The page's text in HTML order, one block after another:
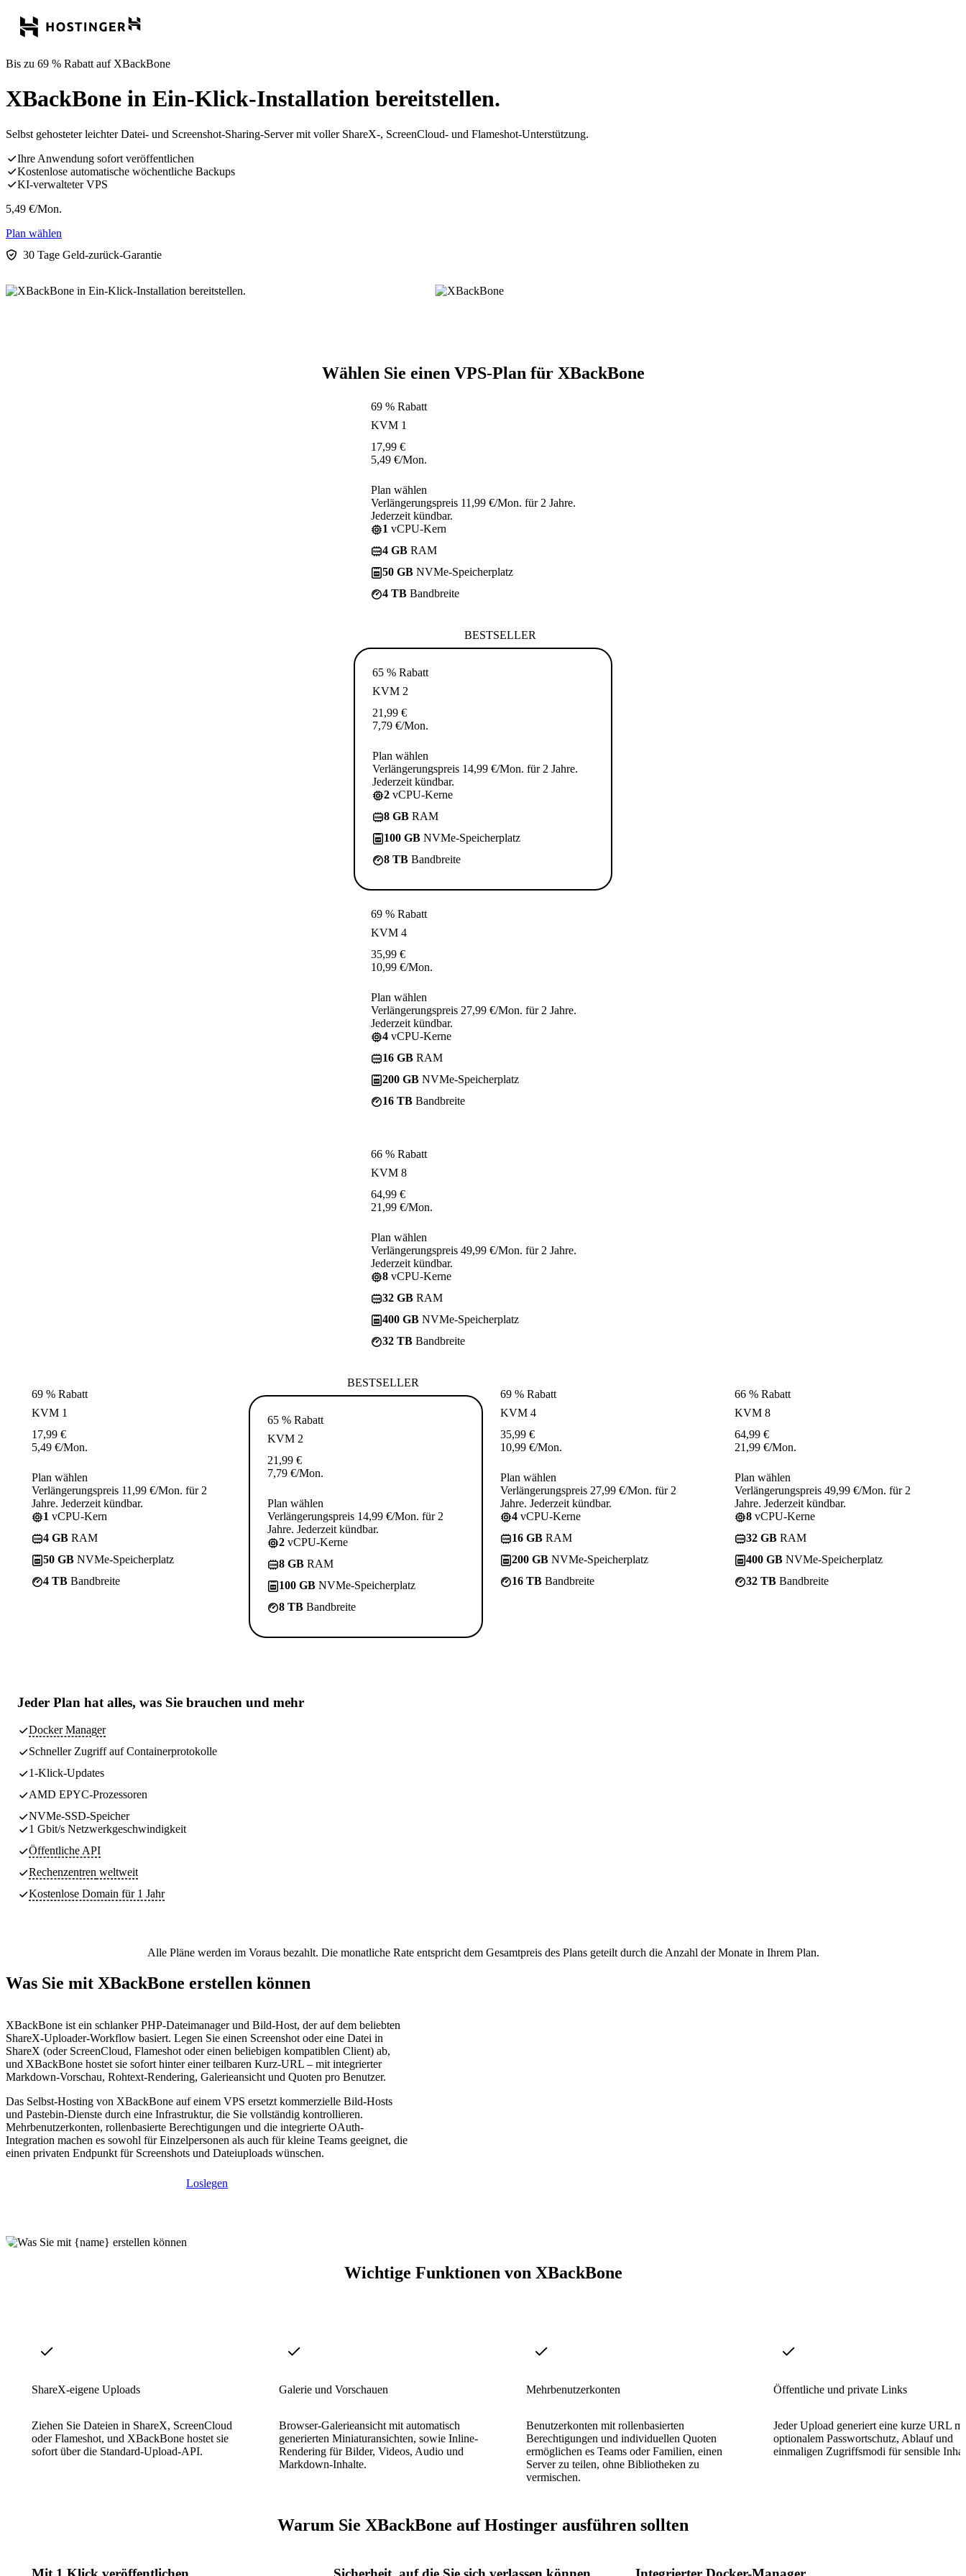
Bis zu 69 % Rabatt auf XBackBone
XBackBone in Ein-Klick-Installation bereitstellen.
Selbst gehosteter leichter Datei- und Screenshot-Sharing-Server mit voller ShareX-, ScreenCloud- und Flameshot-Unterstützung.
Ihre Anwendung sofort veröffentlichen
Kostenlose automatische wöchentliche Backups
KI-verwalteter VPS
5,49 €/Mon.
Plan wählen
30 Tage Geld-zurück-Garantie
Wählen Sie einen VPS-Plan für XBackBone
69 % Rabatt
KVM 1
17,99 €
5,49 €/Mon.
Plan wählen
Verlängerungspreis 11,99 €/Mon. für 2 Jahre.
Jederzeit kündbar.
1 vCPU-Kern
4 GB RAM
50 GB NVMe-Speicherplatz
4 TB Bandbreite
BESTSELLER
65 % Rabatt
KVM 2
21,99 €
7,79 €/Mon.
Plan wählen
Verlängerungspreis 14,99 €/Mon. für 2 Jahre.
Jederzeit kündbar.
2 vCPU-Kerne
8 GB RAM
100 GB NVMe-Speicherplatz
8 TB Bandbreite
69 % Rabatt
KVM 4
35,99 €
10,99 €/Mon.
Plan wählen
Verlängerungspreis 27,99 €/Mon. für 2 Jahre.
Jederzeit kündbar.
4 vCPU-Kerne
16 GB RAM
200 GB NVMe-Speicherplatz
16 TB Bandbreite
66 % Rabatt
KVM 8
64,99 €
21,99 €/Mon.
Plan wählen
Verlängerungspreis 49,99 €/Mon. für 2 Jahre.
Jederzeit kündbar.
8 vCPU-Kerne
32 GB RAM
400 GB NVMe-Speicherplatz
32 TB Bandbreite
69 % Rabatt
KVM 1
17,99 €
5,49 €/Mon.
Plan wählen
Verlängerungspreis 11,99 €/Mon. für 2
Jahre. Jederzeit kündbar.
1 vCPU-Kern
4 GB RAM
50 GB NVMe-Speicherplatz
4 TB Bandbreite
BESTSELLER
65 % Rabatt
KVM 2
21,99 €
7,79 €/Mon.
Plan wählen
Verlängerungspreis 14,99 €/Mon. für 2
Jahre. Jederzeit kündbar.
2 vCPU-Kerne
8 GB RAM
100 GB NVMe-Speicherplatz
8 TB Bandbreite
69 % Rabatt
KVM 4
35,99 €
10,99 €/Mon.
Plan wählen
Verlängerungspreis 27,99 €/Mon. für 2
Jahre. Jederzeit kündbar.
4 vCPU-Kerne
16 GB RAM
200 GB NVMe-Speicherplatz
16 TB Bandbreite
66 % Rabatt
KVM 8
64,99 €
21,99 €/Mon.
Plan wählen
Verlängerungspreis 49,99 €/Mon. für 2
Jahre. Jederzeit kündbar.
8 vCPU-Kerne
32 GB RAM
400 GB NVMe-Speicherplatz
32 TB Bandbreite
Jeder Plan hat alles, was Sie brauchen und mehr
Docker Manager
Schneller Zugriff auf Containerprotokolle
1-Klick-Updates
AMD EPYC-Prozessoren
NVMe-SSD-Speicher
1 Gbit/s Netzwerkgeschwindigkeit
Öffentliche API
Rechenzentren weltweit
Kostenlose Domain für 1 Jahr
Alle Pläne werden im Voraus bezahlt. Die monatliche Rate entspricht dem Gesamtpreis des Plans geteilt durch die Anzahl der Monate in Ihrem Plan.
Was Sie mit XBackBone erstellen können
XBackBone ist ein schlanker PHP-Dateimanager und Bild-Host, der auf dem beliebten
ShareX-Uploader-Workflow basiert. Legen Sie einen Screenshot oder eine Datei in
ShareX (oder ScreenCloud, Flameshot oder einen beliebigen kompatiblen Client) ab,
und XBackBone hostet sie sofort hinter einer teilbaren Kurz-URL – mit integrierter
Markdown-Vorschau, Rohtext-Rendering, Galerieansicht und Quoten pro Benutzer.
Das Selbst-Hosting von XBackBone auf einem VPS ersetzt kommerzielle Bild-Hosts
und Pastebin-Dienste durch eine Infrastruktur, die Sie vollständig kontrollieren.
Mehrbenutzerkonten, rollenbasierte Berechtigungen und die integrierte OAuth-
Integration machen es sowohl für Einzelpersonen als auch für kleine Teams geeignet, die
einen privaten Endpunkt für Screenshots und Dateiuploads wünschen.
Loslegen
Wichtige Funktionen von XBackBone
ShareX-eigene Uploads
Ziehen Sie Dateien in ShareX, ScreenCloud
oder Flameshot, und XBackBone hostet sie
sofort über die Standard-Upload-API.
Galerie und Vorschauen
Browser-Galerieansicht mit automatisch
generierten Miniaturansichten, sowie Inline-
Rendering für Bilder, Videos, Audio und
Markdown-Inhalte.
Mehrbenutzerkonten
Benutzerkonten mit rollenbasierten
Berechtigungen und individuellen Quoten
ermöglichen es Teams oder Familien, einen
Server zu teilen, ohne Bibliotheken zu
vermischen.
Öffentliche und private Links
Jeder Upload generiert eine kurze URL
optionalem Passwortschutz, Ablauf und
einmaligen Zugriffsmodi für sensible
Warum Sie XBackBone auf Hostinger ausführen sollten